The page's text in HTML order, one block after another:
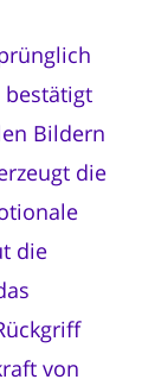
Bildern
die
die
von